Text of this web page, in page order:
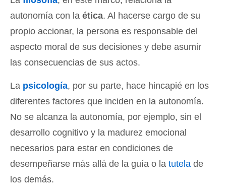
autonomía con la ética. Al hacerse cargo de su
propio accionar, la persona es responsable del
aspecto moral de sus decisiones y debe asumir
las consecuencias de sus actos.
La psicología, por su parte, hace hincapié en los
diferentes factores que inciden en la autonomía.
No se alcanza la autonomía, por ejemplo, sin el
desarrollo cognitivo y la madurez emocional
necesarios para estar en condiciones de
desempeñarse más allá de la guía o la tutela de
los demás.